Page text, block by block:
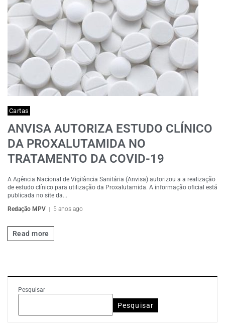
Cartas
ANVISA AUTORIZA ESTUDO CLÍNICO
DA PROXALUTAMIDA NO
TRATAMENTO DA COVID-19
A Agência Nacional de Vigilância Sanitária (Anvisa) autorizou a a realização
de estudo clínico para utilização da Proxalutamida. A informação oficial está
publicada no site da...
Redação MPV
5 anos ago
Read more
Pesquisar
Pesquisar